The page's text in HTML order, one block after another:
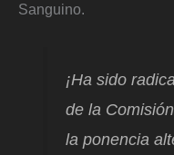
Sanguino.
¡Ha sido
de la
la ponencia